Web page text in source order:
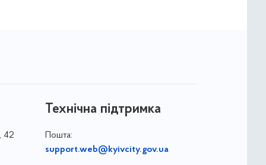
42
Технічна підтримка
Пошта:
support.web@kyivcity.gov.ua